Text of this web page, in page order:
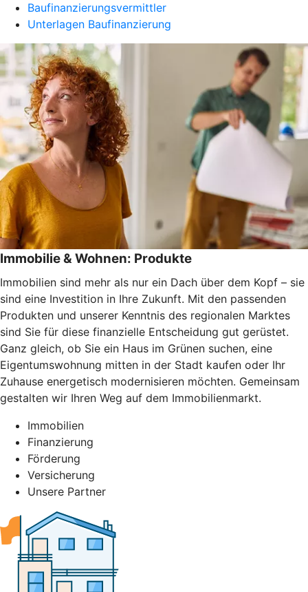
Baufinanzierungsvermittler
Unterlagen Baufinanzierung
Immobilie & Wohnen: Produkte
Immobilien sind mehr als nur ein Dach über dem Kopf – sie
sind eine Investition in Ihre Zukunft. Mit den passenden
Produkten und unserer Kenntnis des regionalen Marktes
sind Sie für diese finanzielle Entscheidung gut gerüstet.
Ganz gleich, ob Sie ein Haus im Grünen suchen, eine
Eigentumswohnung mitten in der Stadt kaufen oder Ihr
Zuhause energetisch modernisieren möchten. Gemeinsam
gestalten wir Ihren Weg auf dem Immobilienmarkt.
Immobilien
Finanzierung
Förderung
Versicherung
Unsere Partner